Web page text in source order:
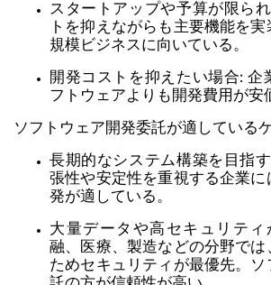
スタートアップや予算が限ら
トを抑えながらも主要機能を
規模ビジネスに向いている。
開発コストを抑えたい場合: 企
フトウェアよりも開発費用が安
ソフトウェア開発委託が適している
長期的なシステム構築を目指
張性や安定性を重視する企業に
発が適している。
大量データや高セキュリティ
融、医療、製造などの分野では
ためセキュリティが最優先。